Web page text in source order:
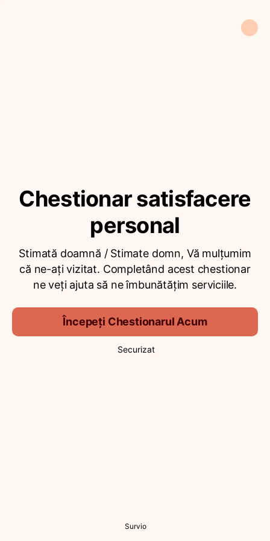
Chestionar satisfacere
personal
Stimată doamnă / Stimate domn, Vă mulțumim
că ne-ați vizitat. Completând acest chestionar
ne veți ajuta să ne îmbunătățim serviciile.
Începeți Chestionarul Acum
Securizat
Survio